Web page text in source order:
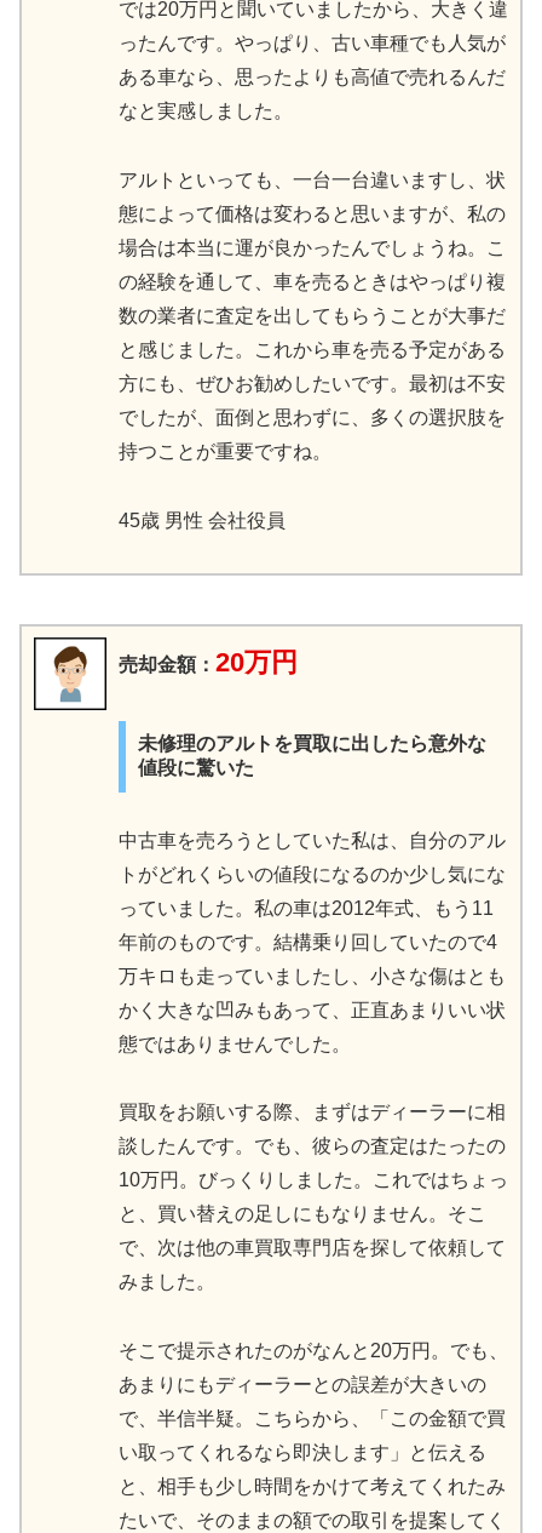
では20万円と聞いていましたから、大きく違
ったんです。やっぱり、古い車種でも人気が
ある車なら、思ったよりも高値で売れるんだ
なと実感しました。
アルトといっても、一台一台違いますし、状
態によって価格は変わると思いますが、私の
場合は本当に運が良かったんでしょうね。こ
の経験を通して、車を売るときはやっぱり複
数の業者に査定を出してもらうことが大事だ
と感じました。これから車を売る予定がある
方にも、ぜひお勧めしたいです。最初は不安
でしたが、面倒と思わずに、多くの選択肢を
持つことが重要ですね。
45歳 男性 会社役員
売却金額： 20万円
未修理のアルトを買取に出したら意外な
値段に驚いた
中古車を売ろうとしていた私は、自分のアル
トがどれくらいの値段になるのか少し気にな
っていました。私の車は2012年式、もう11
年前のものです。結構乗り回していたので4
万キロも走っていましたし、小さな傷はとも
かく大きな凹みもあって、正直あまりいい状
態ではありませんでした。
買取をお願いする際、まずはディーラーに相
談したんです。でも、彼らの査定はたったの
10万円。びっくりしました。これではちょっ
と、買い替えの足しにもなりません。そこ
で、次は他の車買取専門店を探して依頼して
みました。
そこで提示されたのがなんと20万円。でも、
あまりにもディーラーとの誤差が大きいの
で、半信半疑。こちらから、「この金額で買
い取ってくれるなら即決します」と伝える
と、相手も少し時間をかけて考えてくれたみ
たいで、そのままの額での取引を提案してく